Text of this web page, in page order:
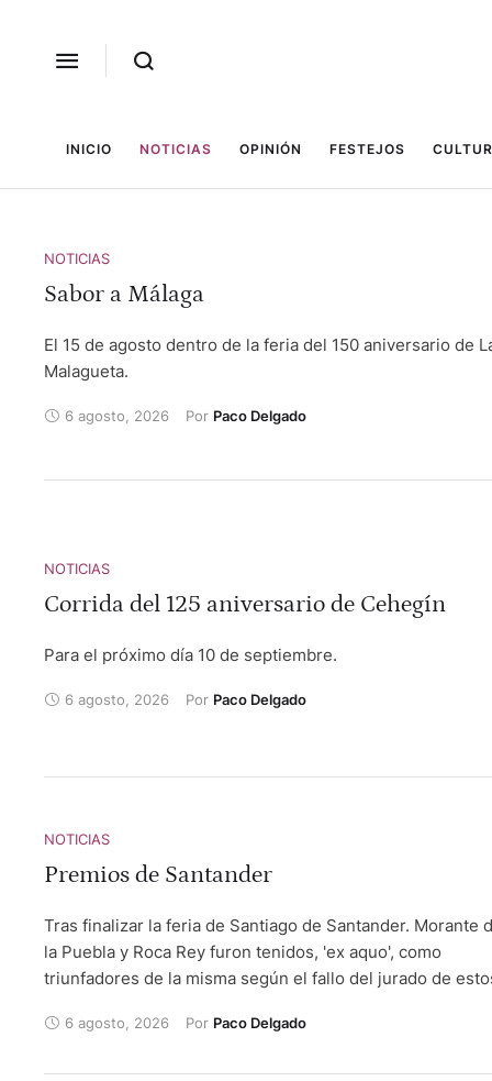
INICIO NOTICIAS OPINIÓN FESTEJOS
NOTICIAS
Sabor a Málaga
El 15 de agosto dentro de la feria del 150 aniversario de
Malagueta.
6 agosto, 2026 Por Paco Delgado
NOTICIAS
Corrida del 125 aniversario de Cehegín
Para el próximo día 10 de septiembre.
6 agosto, 2026 Por Paco Delgado
NOTICIAS
Premios de Santander
Tras finalizar la feria de Santiago de Santander. Morante
la Puebla y Roca Rey furon tenidos, 'ex aquo', como
triunfadores de la misma según el fallo del jurado de
cántabra.
6 agosto, 2026 Por Paco Delgado